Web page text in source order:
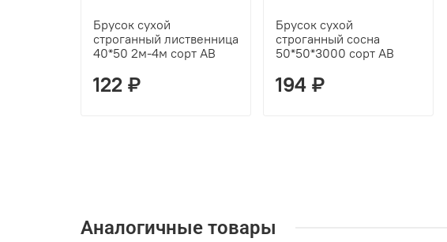
Брусок сухой
строганный лиственница
40*50 2м-4м сорт АВ
122 ₽
Брусок сухой
строганный сосна
50*50*3000 сорт АВ
194 ₽
Аналогичные товары